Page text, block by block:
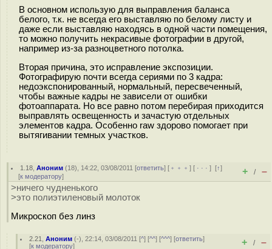
В основном использую для выправления баланса
белого, т.к. не всегда его выставляю по белому листу и
даже если выставляю находясь в одной части помещения,
то можно получить некрасивые фотографии в другой,
например из-за разноцветного потолка.
Вторая причина, это исправление экспозиции.
Фотографирую почти всегда сериями по 3 кадра:
недоэкспонированный, нормальный, пересвеченный,
чтобы важные кадры не зависели от ошибки
фотоаппарата. Но все равно потом перебирая приходится
выправлять освещенность и зачастую отдельных
элементов кадра. Особенно raw здорово помогает при
вытягивании темных участков.
1.18 ,Аноним (18), 14:22, 03/08/2011 [ответить] [ ﹢﹢﹢] [ · · ·][↑]
[к модератору] + / –
>ничего чудненького
>это полиэтиленовый молоток
Микроскоп без линз
2.21 ,Аноним (-), 22:14, 03/08/2011 [^] [^^] [^^^] [ответить]
[к модератору] + / –